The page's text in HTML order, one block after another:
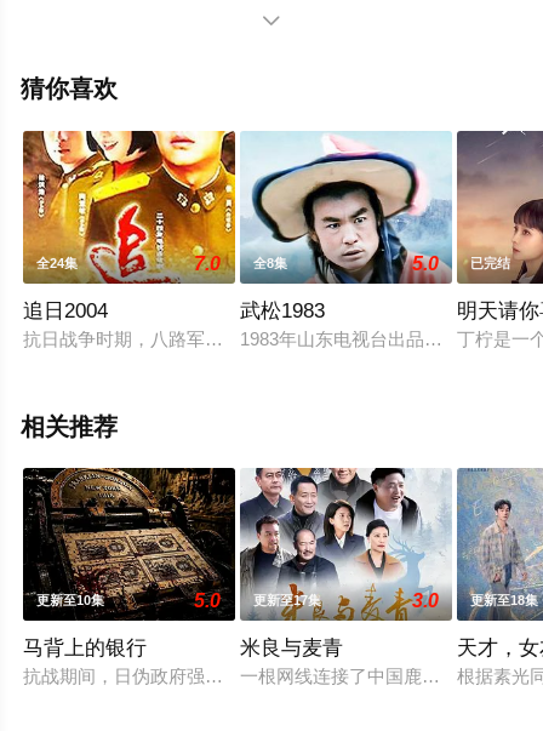
静雯,邓孝慈,尹铸胜,鲍大志,黑子,张晞临等演员精彩演绎的
费观看高清未删减完整版电视剧全集就上策驰电影网，更
了解。

猜你喜欢
全24集 7.0
追日2004
抗日战争时期，八路军老六团在黑团长的率领下奉命南下，配
全8集 5.0
武松1983
1983年山东电视台出品，共8集。 根
已完结
明天请
丁柠是一
相关推荐
更新至10集 5.0
马背上的银行
抗战期间，日伪政府强行推广、使用由“中国准备银行”发行的
更新至17集 3.0
米良与麦青
一根网线连接了中国鹿鸣村和英国牛
更新至18集
天才，
根据素光